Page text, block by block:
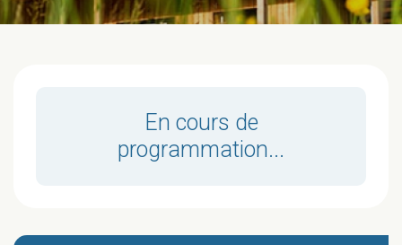
En cours de
programmation...